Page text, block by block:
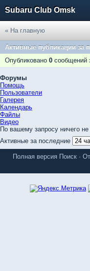
Subaru Club Omsk
« На главную
Активные публикации за
Опубликовано 0 сообщений
Форумы
Помощь
Пользователи
Галерея
Календарь
Файлы
Видео
По вашему запросу ничего
Активные за последние
Полная версия Поиск ·